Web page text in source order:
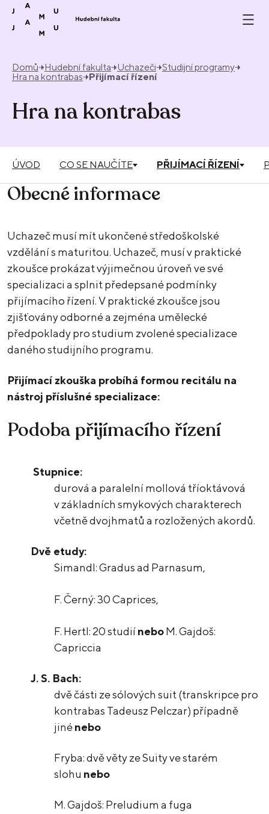
Přeskočit na obsah
Domů Hudební fakulta Uchazeči Studijní programy
Hra na kontrabas
Přijímací řízení
Hra na kontrabas
ÚVOD CO SE NAUČÍTE PŘIJÍMACÍ ŘÍZENÍ
Obecné informace
Uchazeč musí mít ukončené středoškolské
vzdělání s maturitou. Uchazeč, musí v praktické
zkoušce prokázat výjimečnou úroveň ve své
specializaci a splnit předepsané podmínky
přijímacího řízení. V praktické zkoušce jsou
zjišťovány odborné a zejména umělecké
předpoklady pro studium zvolené specializace
daného studijního programu.
Přijímací zkouška probíhá formou recitálu na
nástroj příslušné specializace:
Podoba přijímacího řízení
Stupnice:
durová a paralelní mollová tříoktávová
v základních smykových charakterech
včetně dvojhmatů a rozložených akordů.
Dvě etudy:
Simandl: Gradus ad Parnasum,
F. Černý: 30 Caprices,
F. Hertl: 20 studiíneboM. Gajdoš:
Capriccia
J. S. Bach:
dvě části ze sólových suit (transkripce pro
kontrabas Tadeusz Pelczar) případně
jinénebo
Fryba: dvě věty ze Suity ve starém
slohu nebo
M. Gajdoš: Preludium a fuga